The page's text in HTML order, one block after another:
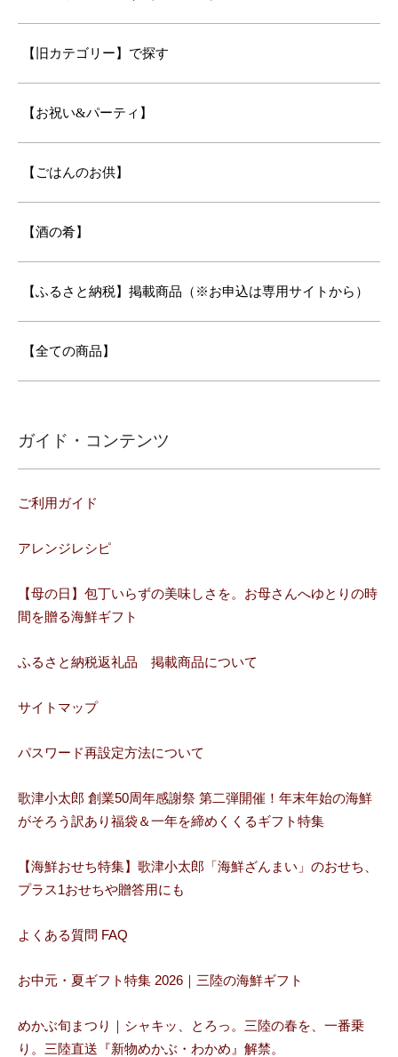
【旧カテゴリー】で探す
【お祝い&パーティ】
【ごはんのお供】
【酒の肴】
【ふるさと納税】掲載商品（※お申込は専用サイトから）
【全ての商品】
ガイド・コンテンツ
ご利用ガイド
アレンジレシピ
【母の日】包丁いらずの美味しさを。お母さんへゆとりの時
間を贈る海鮮ギフト
ふるさと納税返礼品 掲載商品について
サイトマップ
パスワード再設定方法について
歌津小太郎 創業50周年感謝祭 第二弾開催！年末年始の海鮮
がそろう訳あり福袋＆一年を締めくくるギフト特集
【海鮮おせち特集】歌津小太郎「海鮮ざんまい」のおせち、
プラス1おせちや贈答用にも
よくある質問 FAQ
お中元・夏ギフト特集 2026｜三陸の海鮮ギフト
めかぶ旬まつり｜シャキッ、とろっ。三陸の春を、一番乗
り。三陸直送『新物めかぶ・わかめ』解禁。